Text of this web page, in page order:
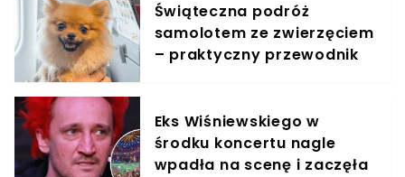
Świąteczna podróż
samolotem ze zwierzęciem
– praktyczny przewodnik
Eks Wiśniewskiego w
środku koncertu nagle
wpadła na scenę i zaczęła